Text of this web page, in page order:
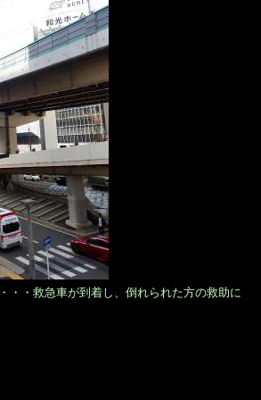
・・救急車が到着し、倒れられた方の救助に